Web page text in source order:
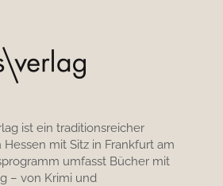
ist ein traditionsreicher
mit Sitz in Frankfurt am
umfasst Bücher mit
– von Krimi und